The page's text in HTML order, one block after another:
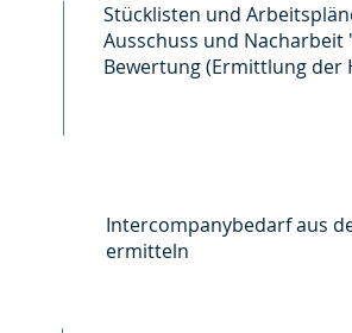
Stücklisten und
Ausschuss und
Bewertung (Ermittlung der
Intercompanybedarf aus
ermitteln